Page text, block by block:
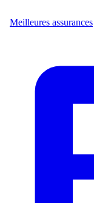
Meilleures assurances